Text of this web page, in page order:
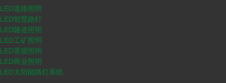
LED道路照明
LED智慧路灯
LED隧道照明
LED工矿照明
LED景观照明
LED商业照明
LED太阳能路灯系统